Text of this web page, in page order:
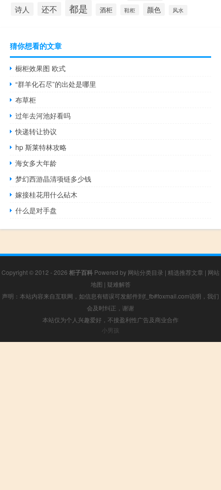
诗人 还不 都是 酒柜 鞋柜 颜色 风水
猜你想看的文章
橱柜效果图 欧式
“群羊化石尽”的出处是哪里
布草柜
过年去河池好看吗
快递转让协议
hp 斯莱特林攻略
海女多大年龄
梦幻西游晶清项链多少钱
嫁接桂花用什么砧木
什么是对手盘
Copyright © 2012 - 2026 柜子百科 Powered by 网站分类目录 | 精选推荐文章 | 网站
地图 | 疑难解答
声明：本站内容来自互联网，如信息有错误可发邮件到f_fb#foxmail.com说明，我们
会及时纠正，谢谢
本站仅为个人兴趣爱好，不接盈利性广告及商业合作
小男孩